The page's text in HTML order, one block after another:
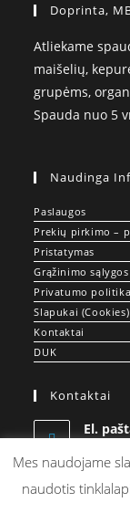
Doprinta,
Atliekame
maišelių,
grupėms,
Spauda nuo 5
Naudinga
Paslaugos
Prekių pirkimo –
Pristatymas
Grąžinimo sąlygos
Privatumo politika
Slapukai (Cookies)
Kontaktai
DUK
Kontaktai
El.
Mes naudojame
naudotis